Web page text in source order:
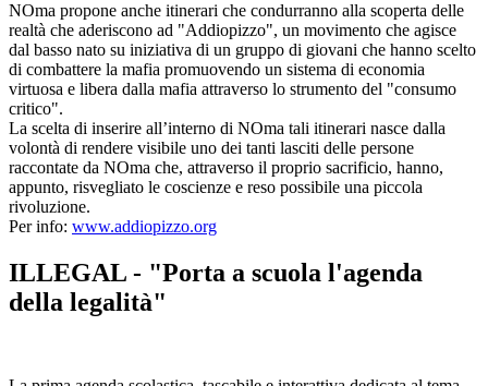
NOma propone anche itinerari che condurranno alla scoperta delle
realtà che aderiscono ad "Addiopizzo", un movimento che agisce
dal basso nato su iniziativa di un gruppo di giovani che hanno scelto
di combattere la mafia promuovendo un sistema di economia
virtuosa e libera dalla mafia attraverso lo strumento del "consumo
critico".
La scelta di inserire all’interno di NOma tali itinerari nasce dalla
volontà di rendere visibile uno dei tanti lasciti delle persone
raccontate da NOma che, attraverso il proprio sacrificio, hanno,
appunto, risvegliato le coscienze e reso possibile una piccola
rivoluzione.
Per info: www.addiopizzo.org
ILLEGAL - "Porta a scuola l'agenda
della legalità"